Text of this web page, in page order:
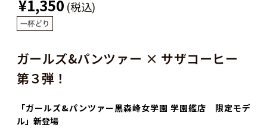
¥1,350 (税込)
ガールズ&パンツァー × サザコーヒー
第３弾！
「ガールズ&パンツァー黒森峰女学園 学園艦店 限定モデ
ル」新登場